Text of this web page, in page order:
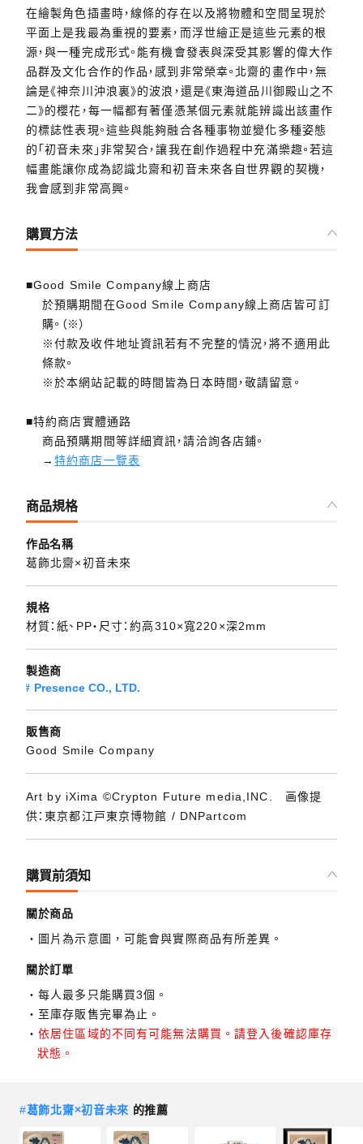
在繪製角色插畫時，線條的存在以及將物體和空間呈現於
平面上是我最為重視的要素，而浮世繪正是這些元素的根
源，與一種完成形式。能有機會發表與深受其影響的偉大作
品群及文化合作的作品，感到非常榮幸。北齋的畫作中，無
論是《神奈川沖浪裏》的波浪，還是《東海道品川御殿山之不
二》的櫻花，每一幅都有著僅憑某個元素就能辨識出該畫作
的標誌性表現。這些與能夠融合各種事物並變化多種姿態
的「初音未來」非常契合，讓我在創作過程中充滿樂趣。若這
幅畫能讓你成為認識北齋和初音未來各自世界觀的契機，
我會感到非常高興。
購買方法
■Good Smile Company線上商店
於預購期間在Good Smile Company線上商店皆可訂
購。（※）
※付款及收件地址資訊若有不完整的情況，將不適用此
條款。
※於本網站記載的時間皆為日本時間，敬請留意。
■特約商店實體通路
商品預購期間等詳細資訊，請洽詢各店鋪。
→特約商店一覽表
商品規格
作品名稱
葛飾北齋×初音未來
規格
材質：紙、PP・尺寸：約高310×寬220×深2mm
製造商
Presence CO., LTD.
販售商
Good Smile Company
Art by iXima ©Crypton Future media,INC. 画像提
供：東京都江戸東京博物館 / DNPartcom
購買前須知
關於商品
圖片為示意圖，可能會與實際商品有所差異。
關於訂單
每人最多只能購買3個。
至庫存販售完畢為止。
依居住區域的不同有可能無法購買。請登入後確認庫存
狀態。
#葛飾北齋×初音未來 的推薦